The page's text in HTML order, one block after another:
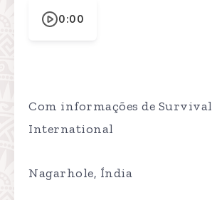
0:00
Com informações de Survival
International
Nagarhole, Índia